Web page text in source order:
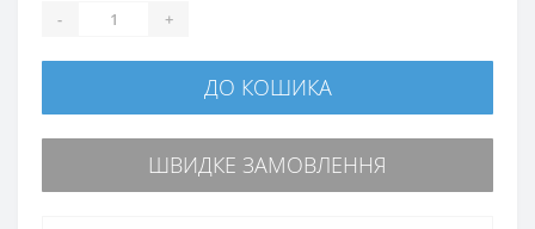
- +
ДО КОШИКА
ШВИДКЕ ЗАМОВЛЕННЯ